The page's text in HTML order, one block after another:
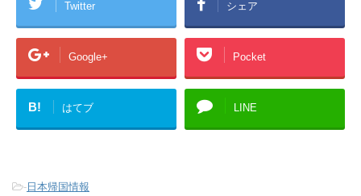
Twitter シェア
Google+ Pocket
B! はてブ LINE
-日本帰国情報